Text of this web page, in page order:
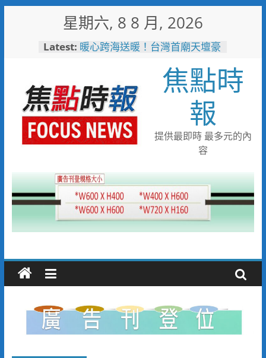
星期六, 8 8 月, 2026
Latest: 暖心跨海送暖！台灣首廟天壇豪
埔里鎮以西部牛仔風 歡慶父親
警友辦事處大力相挺！岡山分局
送上「父親節」暖心祝福
守望相助的暖心守護 湖內警消
聯手破門化解獨居翁的危機
歡慶父親節！《台中通
TCPASS》APP 攜手在地名店熱
焦點時
報
提供最即時 最多元的內
容